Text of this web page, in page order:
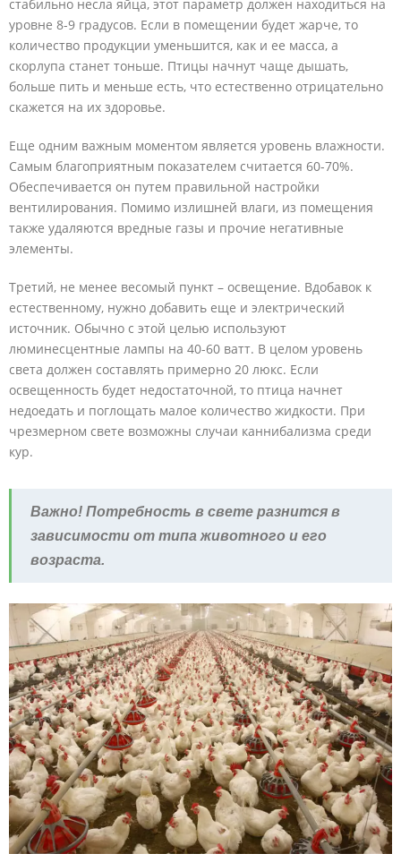
стабильно несла яйца, этот параметр должен находиться на
уровне 8-9 градусов. Если в помещении будет жарче, то
количество продукции уменьшится, как и ее масса, а
скорлупа станет тоньше. Птицы начнут чаще дышать,
больше пить и меньше есть, что естественно отрицательно
скажется на их здоровье.
Еще одним важным моментом является уровень влажности.
Самым благоприятным показателем считается 60-70%.
Обеспечивается он путем правильной настройки
вентилирования. Помимо излишней влаги, из помещения
также удаляются вредные газы и прочие негативные
элементы.
Третий, не менее весомый пункт – освещение. Вдобавок к
естественному, нужно добавить еще и электрический
источник. Обычно с этой целью используют
люминесцентные лампы на 40-60 ватт. В целом уровень
света должен составлять примерно 20 люкс. Если
освещенность будет недостаточной, то птица начнет
недоедать и поглощать малое количество жидкости. При
чрезмерном свете возможны случаи каннибализма среди
кур.
Важно! Потребность в свете разнится в
зависимости от типа животного и его
возраста.